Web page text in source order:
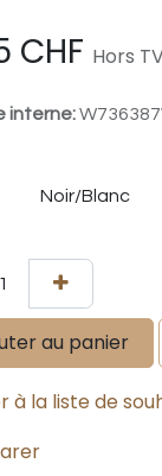
CHF Hors
interne:
Noir/Blanc
au panier
à la liste de